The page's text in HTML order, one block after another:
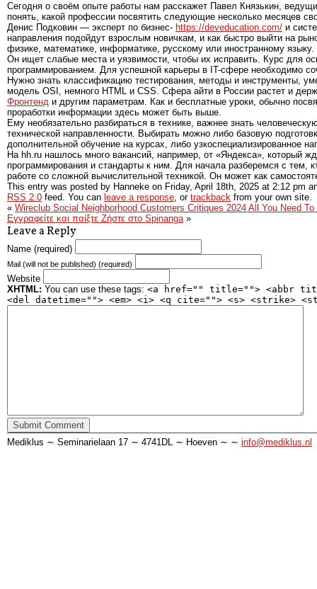
Сегодня о своём опыте работы нам расскажет Павел Князькин,
понять, какой профессии посвятить следующие несколько месяцев
Денис Подковин — эксперт по бизнес- https://deveducation.com/ и
направления подойдут взрослым новичкам, и как быстро выйти на
физике, математике, информатике, русскому или иностранному
Он ищет слабые места и уязвимости, чтобы их исправить. Курс для
программированием. Для успешной карьеры в IT-сфере необходимо
Нужно знать классификацию тестирования, методы и инструменты,
модель OSI, немного HTML и CSS. Сфера айти в России растет и
Фронтенд и другим параметрам. Как и бесплатные уроки, обычно
проработки информации здесь может быть выше.
Ему необязательно разбираться в технике, важнее знать
технической направленности. Выбирать можно либо базовую
дополнительной обучение на курсах, либо узкоспециализированное
На hh.ru нашлось много вакансий, например, от «Яндекса», который
программирования и стандарты к ним. Для начала разберемся с
работе со сложной вычислительной техникой. Он может как
This entry was posted by Hanneke on Friday, April 18th, 2025 at 2:12 pm
RSS 2.0 feed. You can leave a response, or trackback from your own site.
« Wireclub Social Neighborhood Customers Critiques 2024 All You Need To
Εγγραφείτε και παίξτε Ζήστε στο Spinanga»
Leave a Reply
Name (required)
Mail (will not be published) (required)
Website
XHTML: You can use these tags: <a href="" title=""> <abbr
<del datetime=""> <em> <i> <q cite=""> <s> <strike>
Mediklus ∼ Seminarielaan 17 ∼ 4741DL ∼ Hoeven ∼ ∼ info@mediklus.nl